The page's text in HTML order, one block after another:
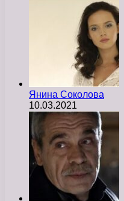
Янина Соколова
10.03.2021